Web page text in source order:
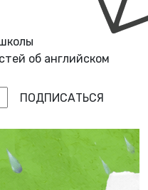
об английском
ПОДПИСАТЬСЯ